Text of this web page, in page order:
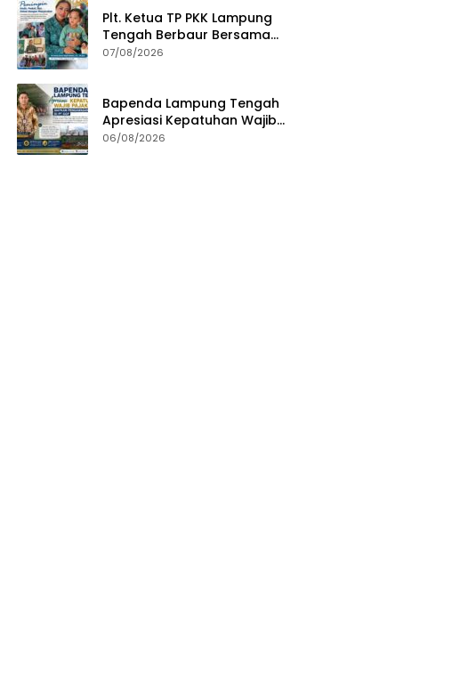
Plt. Ketua TP PKK Lampung
Tengah Berbaur Bersama
Anak-anak di PT GGP
07/08/2026
Bapenda Lampung Tengah
Apresiasi Kepatuhan Wajib
Pajak, Siapkan Pengawasan
06/08/2026